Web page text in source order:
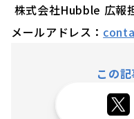
株式会社Hubble 広報
メールアドレス：
この